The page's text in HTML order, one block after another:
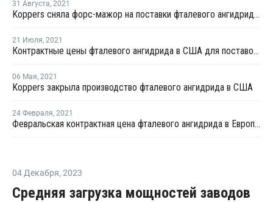
31 Августа, 2021
Koppers сняла форс-мажор на поставки фталевого ангидрида в Иллинойсе
21 Июля, 2021
Контрактные цены фталевого ангидрида в США для поставок в августе выросли на USD44 за тонну
06 Мая, 2021
Koppers закрыла производство фталевого ангидрида в США
24 Февраля, 2021
Февральская контрактная цена фталевого ангидрида в Европе выросла на EUR65 за тонну
04 Декабря, 2023
Средняя загрузка мощностей заводов